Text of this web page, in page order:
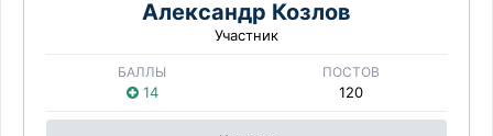
Александр Козлов
Участник
БАЛЛЫ
14
ПОСТОВ
120